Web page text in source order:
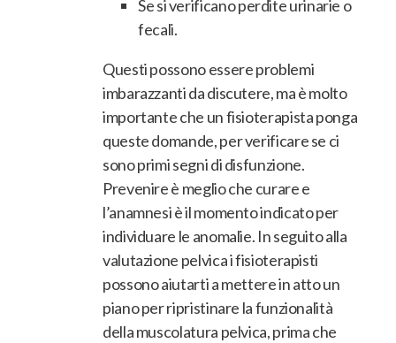
Se si verificano perdite urinarie o
fecali.
Questi possono essere problemi
imbarazzanti da discutere, ma è molto
importante che un fisioterapista ponga
queste domande, per verificare se ci
sono primi segni di disfunzione.
Prevenire è meglio che curare e
l’anamnesi è il momento indicato per
individuare le anomalie. In seguito alla
valutazione pelvica i fisioterapisti
possono aiutarti a mettere in atto un
piano per ripristinare la funzionalità
della muscolatura pelvica, prima che